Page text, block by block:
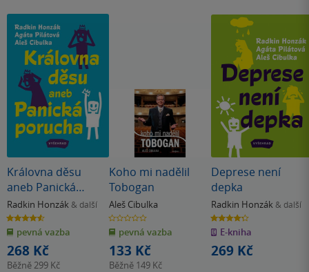
Královna děsu
aneb Panická
porucha
Radkin Honzák & další
4.6
z
5
hvězdiček
pevná vazba
268 Kč
Běžně299 Kč
Koho mi nadělil
Tobogan
Aleš Cibulka
0.0
z
5
hvězdiček
pevná vazba
133 Kč
Běžně 149 Kč
Deprese není
depka
Radkin Honzák & další
4.3
z
5
hvězdiček
E-kniha
269 Kč